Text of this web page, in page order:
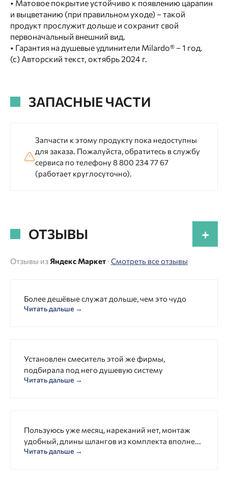
• Матовое покрытие устойчиво к появлению царапин
и выцветанию (при правильном уходе) – такой
продукт прослужит дольше и сохранит свой
первоначальный внешний вид.
• Гарантия на душевые удлинители Milardo® – 1 год.
(с) Авторский текст, октябрь 2024 г.
ЗАПАСНЫЕ ЧАСТИ
Запчасти к этому продукту пока недоступны
для заказа. Пожалуйста, обратитесь в службу
сервиса по телефону 8 800 234 77 67
(работает круглосуточно).
ОТЗЫВЫ +
Отзывы из Яндекс Маркет · Смотреть все отзывы
Более дешёвые служат дольше, чем это чудо
Читать дальше →
Установлен смеситель этой же фирмы,
подбирала под него душевую систему
Читать дальше →
Пользуюсь уже месяц, нареканий нет, монтаж
удобный, длины шлангов из комплекта вполне...
Читать дальше →